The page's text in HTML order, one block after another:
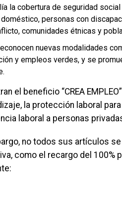
la cobertura de seguridad
personas con
comunidades étnicas y
nuevas modalidades
y empleos verdes, y se
el beneficio “CREA
la protección laboral
laboral a personas
no todos sus artículos
como el recargo del 100%